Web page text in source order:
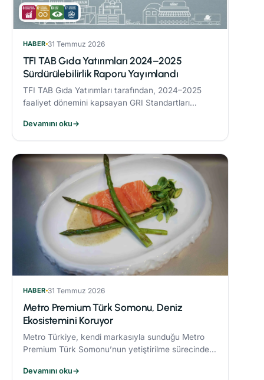
HABER 31 Temmuz 2026
TFI TAB Gıda Yatırımları 2024–2025
Sürdürülebilirlik Raporu Yayımlandı
TFI TAB Gıda Yatırımları tarafından, 2024–2025
faaliyet dönemini kapsayan GRI Standartları
Devamını oku→
HABER 31 Temmuz 2026
Metro Premium Türk Somonu, Deniz
Ekosistemini Koruyor
Metro Türkiye, kendi markasıyla sunduğu Metro
Premium Türk Somonu’nun yetiştirilme sürecinde
uyguluyor.
Devamını oku→